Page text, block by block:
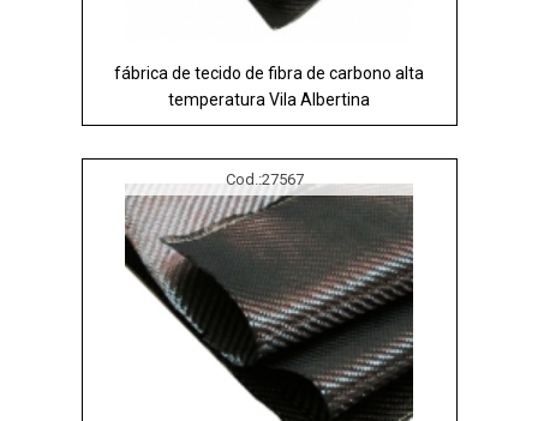
fábrica de tecido de fibra de carbono alta
temperatura Vila Albertina
Cod.:27567